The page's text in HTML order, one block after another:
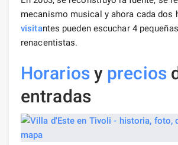
mecanismo musical y ahora cada dos
visitantes pueden escuchar 4
renacentistas.
Horariosy precios
entradas